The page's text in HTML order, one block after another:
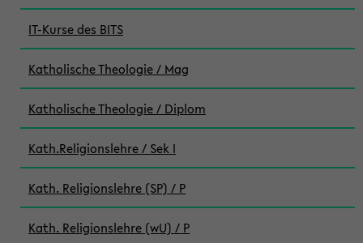
IT-Kurse des BITS
Katholische Theologie / Mag
Katholische Theologie / Diplom
Kath.Religionslehre / Sek I
Kath. Religionslehre (SP) / P
Kath. Religionslehre (wU) / P